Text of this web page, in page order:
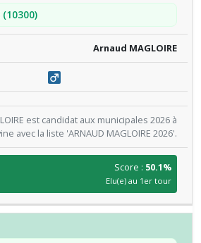
(10300)
Arnaud MAGLOIRE
est candidat aux municipales 2026 à
avec la liste 'ARNAUD MAGLOIRE 2026'.
Score : 50.1%
Elu(e) au 1er tour